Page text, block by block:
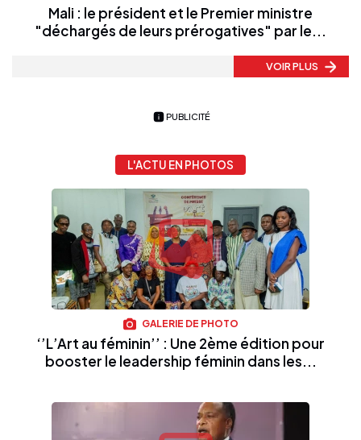
Mali : le président et le Premier ministre
"déchargés de leurs prérogatives" par le...
VOIR PLUS
PUBLICITÉ
L'ACTU EN PHOTOS
GALERIE DE PHOTO
‘’L’Art au féminin’’ : Une 2ème édition pour
booster le leadership féminin dans les...